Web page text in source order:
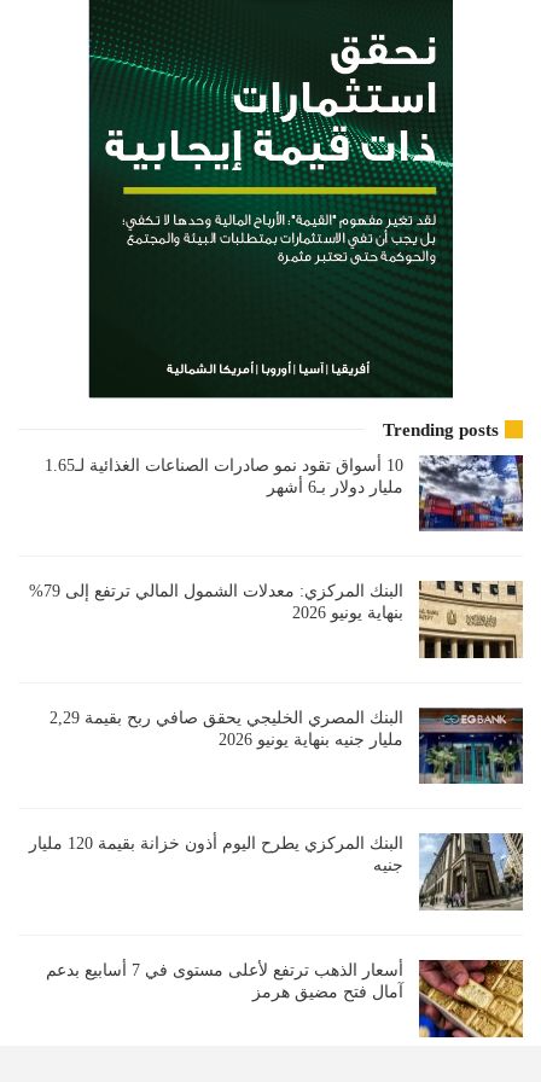
Trending posts
10 أسواق تقود نمو صادرات الصناعات الغذائية لـ1.65
مليار دولار بـ6 أشهر
البنك المركزي: معدلات الشمول المالي ترتفع إلى 79%
بنهاية يونيو 2026
البنك المصري الخليجي يحقق صافي ربح بقيمة 2,29
مليار جنيه بنهاية يونيو 2026
البنك المركزي يطرح اليوم أذون خزانة بقيمة 120 مليار
جنيه
أسعار الذهب ترتفع لأعلى مستوى في 7 أسابيع بدعم
آمال فتح مضيق هرمز